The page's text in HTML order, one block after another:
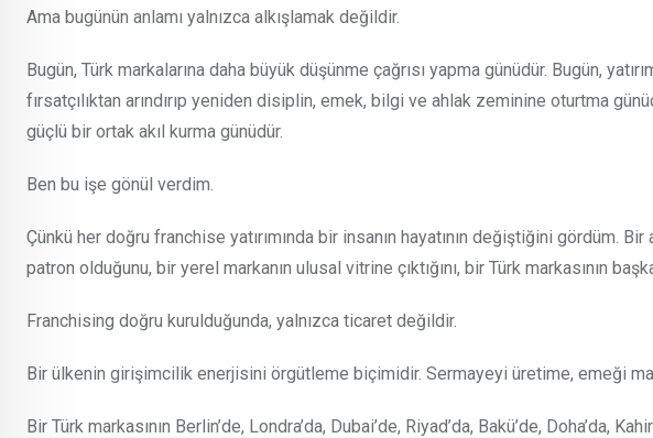
Ama bugünün anlamı yalnızca alkışlamak değildir.
Bugün, Türk markalarına daha büyük düşünme çağrısı yapma günüdür. Bugün,
fırsatçılıktan arındırıp yeniden disiplin, emek, bilgi ve ahlak zeminine oturtma
güçlü bir ortak akıl kurma günüdür.
Ben bu işe gönül verdim.
Çünkü her doğru franchise yatırımında bir insanın hayatının değiştiğini gördüm.
patron olduğunu, bir yerel markanın ulusal vitrine çıktığını, bir Türk markasının
Franchising doğru kurulduğunda, yalnızca ticaret değildir.
Bir ülkenin girişimcilik enerjisini örgütleme biçimidir. Sermayeyi üretime, emeği
Bir Türk markasının Berlin’de, Londra’da, Dubai’de, Riyad’da, Bakü’de, Doha’da,